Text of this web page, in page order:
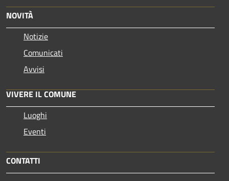
NOVITÀ
Notizie
Comunicati
Avvisi
VIVERE IL COMUNE
Luoghi
Eventi
CONTATTI